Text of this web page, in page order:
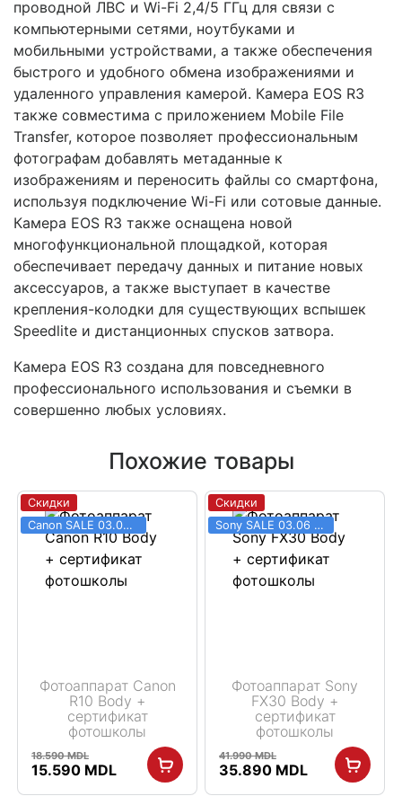
проводной ЛВС и Wi-Fi 2,4/5 ГГц для связи с
компьютерными сетями, ноутбуками и
мобильными устройствами, а также обеспечения
быстрого и удобного обмена изображениями и
удаленного управления камерой. Камера EOS R3
также совместима с приложением Mobile File
Transfer, которое позволяет профессиональным
фотографам добавлять метаданные к
изображениям и переносить файлы со смартфона,
используя подключение Wi-Fi или сотовые данные.
Камера EOS R3 также оснащена новой
многофункциональной площадкой, которая
обеспечивает передачу данных и питание новых
аксессуаров, а также выступает в качестве
крепления-колодки для существующих вспышек
Speedlite и дистанционных спусков затвора.
Камера EOS R3 создана для повседневного
профессионального использования и съемки в
совершенно любых условиях.
Похожие товары
Скидки
Canon SALE 03.06 - 31.08
Фотоаппарат Canon
R10 Body +
сертификат
фотошколы
18.590MDL
Первоначальная
15.590 MDL Текущая
цена:
Скидки
Sony SALE 03.06 - 31.08
Фотоаппарат Sony
FX30 Body +
сертификат
фотошколы
41.990MDL
Первоначальная
35.890 MDL Текущая
цена: